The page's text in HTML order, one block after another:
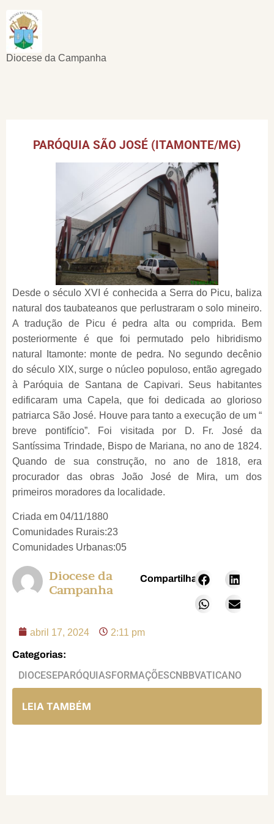
Diocese da Campanha
PARÓQUIA SÃO JOSÉ (ITAMONTE/MG)
Desde o século XVI é conhecida a Serra do Picu, baliza
natural dos taubateanos que perlustraram o solo mineiro.
A tradução de Picu é pedra alta ou comprida. Bem
posteriormente é que foi permutado pelo hibridismo
natural Itamonte: monte de pedra. No segundo decênio
do século XIX, surge o núcleo populoso, então agregado
à Paróquia de Santana de Capivari. Seus habitantes
edificaram uma Capela, que foi dedicada ao glorioso
patriarca São José. Houve para tanto a execução de um “
breve pontifício”. Foi visitada por D. Fr. José da
Santíssima Trindade, Bispo de Mariana, no ano de 1824.
Quando de sua construção, no ano de 1818, era
procurador das obras João José de Mira, um dos
primeiros moradores da localidade.
Criada em 04/11/1880
Comunidades Rurais:23
Comunidades Urbanas:05
Diocese da
Campanha
Compartilhar:
abril 17, 2024 2:11 pm
Categorias:
DIOCESEPARÓQUIASFORMAÇÕESCNBBVATICANO
LEIA TAMBÉM